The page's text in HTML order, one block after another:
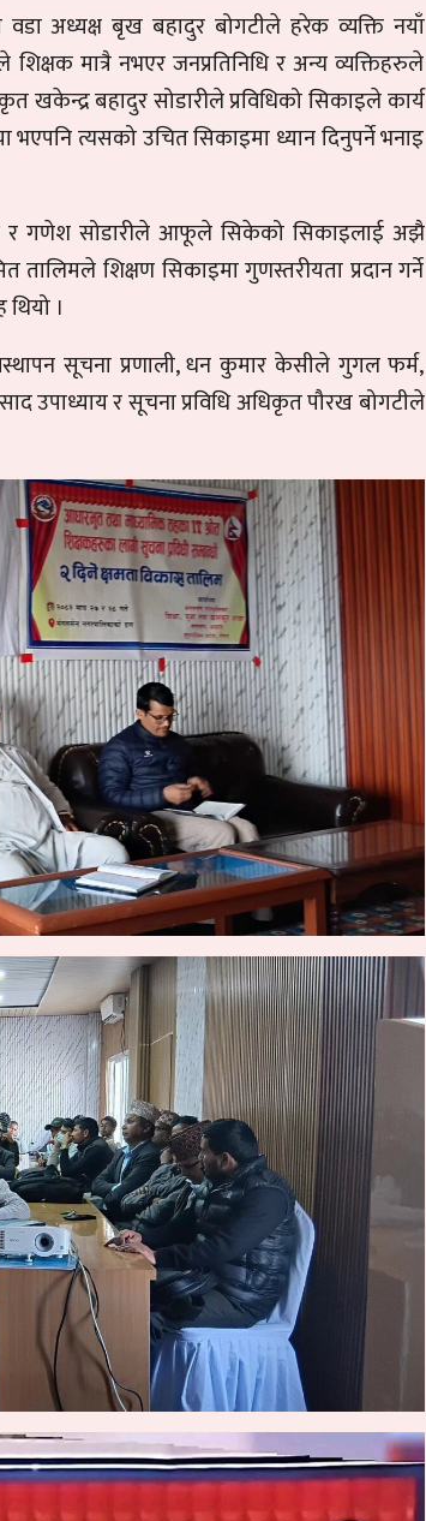
अध्यक्ष बृख बहादुर बोगटीले हरेक व्यक्ति नयाँ
मात्रै नभएर जनप्रतिनिधि र अन्य व्यक्तिहरुले
खकेन्द्र बहादुर सोडारीले प्रविधिको सिकाइले कार्य
भएपनि त्यसको उचित सिकाइमा ध्यान दिनुपर्ने भनाइ
र गणेश सोडारीले आफूले सिकेको सिकाइलाई अझै
तालिमले शिक्षण सिकाइमा गुणस्तरीयता प्रदान गर्ने
।
सूचना प्रणाली, धन कुमार केसीले गुगल फर्म,
उपाध्याय र सूचना प्रविधि अधिकृत पौरख बोगटीले